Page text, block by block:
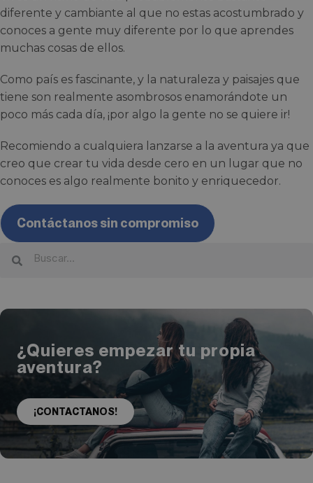
diferente y cambiante al que no estas acostumbrado y
conoces a gente muy diferente por lo que aprendes
muchas cosas de ellos.
Como país es fascinante, y la naturaleza y paisajes que
tiene son realmente asombrosos enamorándote un
poco más cada día, ¡por algo la gente no se quiere ir!
Recomiendo a cualquiera lanzarse a la aventura ya que
creo que crear tu vida desde cero en un lugar que no
conoces es algo realmente bonito y enriquecedor.
Contáctanos sin compromiso
¿Quieres empezar tu propia
aventura?
¡CONTACTANOS!